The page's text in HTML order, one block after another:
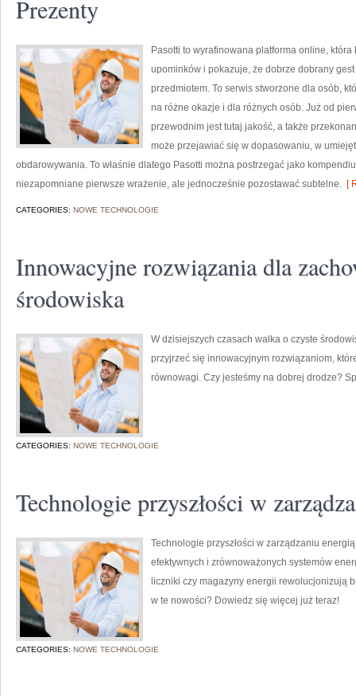
Prezenty
Pasotti to wyrafinowana platforma online,
upominków i pokazuje, że dobrze dobrany
przedmiotem. To serwis stworzone dla osób,
na różne okazje i dla różnych osób. Już od
przewodnim jest tutaj jakość, a także
może przejawiać się w dopasowaniu, w
obdarowywania. To właśnie dlatego Pasotti można postrzegać jako
niezapomniane pierwsze wrażenie, ale jednocześnie pozostawać subtelne. [
CATEGORIES: NOWE TECHNOLOGIE
Innowacyjne rozwiązania dla
środowiska
W dzisiejszych czasach walka o czyste
przyjrzeć się innowacyjnym rozwiązaniom,
równowagi. Czy jesteśmy na dobrej drodze?
CATEGORIES: NOWE TECHNOLOGIE
Technologie przyszłości w
Technologie przyszłości w zarządzaniu
efektywnych i zrównoważonych systemów
liczniki czy magazyny energii rewolucjonizują
w te nowości? Dowiedz się więcej już teraz!
CATEGORIES: NOWE TECHNOLOGIE